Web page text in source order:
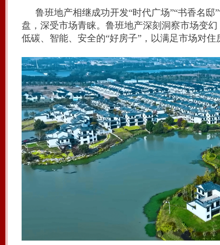
鲁班地产相继成功开发“时代广场”“书香名邸
盘 ，深受市场青睐。 鲁班地产深刻洞察市场变
低碳、智能、安全的“好房子”，以满足市场对住